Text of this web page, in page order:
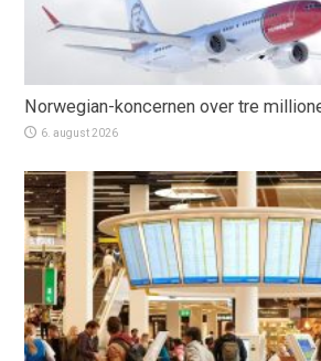
Norwegian-koncernen over tre
6. august 2026